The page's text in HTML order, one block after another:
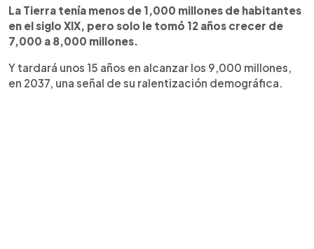
La Tierra tenía menos de 1,000 millones de habitantes
en el siglo XIX, pero solo le tomó 12 años crecer de
7,000 a 8,000 millones.
Y tardará unos 15 años en alcanzar los 9,000 millones,
en 2037, una señal de su ralentización demográfica.